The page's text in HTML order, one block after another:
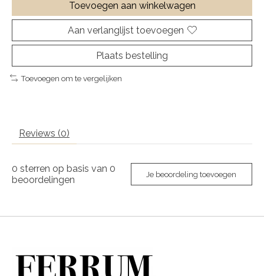
Toevoegen aan winkelwagen
Aan verlanglijst toevoegen
Plaats bestelling
Toevoegen om te vergelijken
Reviews (0)
0 sterren op basis van 0
beoordelingen
Je beoordeling toevoegen